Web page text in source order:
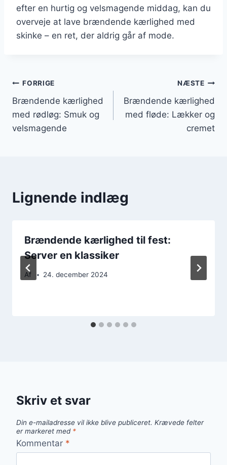
efter en hurtig og velsmagende middag, kan du
overveje at lave brændende kærlighed med
skinke – en ret, der aldrig går af mode.
Indlægsnavigation
FORRIGE
Brændende kærlighed
med rødløg: Smuk og
velsmagende
NÆSTE
Brændende kærlighed
med fløde: Lækker og
cremet
Lignende indlæg
Brændende kærlighed til fest:
Server en klassiker
Af 24. december 2024
Skriv et svar
Din e-mailadresse vil ikke blive publiceret. Krævede felter
er markeret med *
Kommentar *